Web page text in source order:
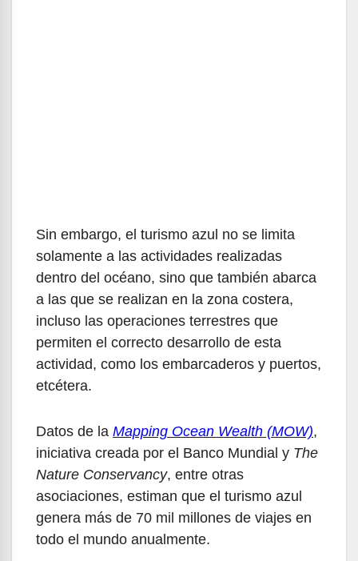
Sin embargo, el turismo azul no se limita
solamente a las actividades realizadas
dentro del océano, sino que también abarca
a las que se realizan en la zona costera,
incluso las operaciones terrestres que
permiten el correcto desarrollo de esta
actividad, como los embarcaderos y puertos,
etcétera.
Datos de la Mapping Ocean Wealth (MOW),
iniciativa creada por el Banco Mundial y The
Nature Conservancy, entre otras
asociaciones, estiman que el turismo azul
genera más de 70 mil millones de viajes en
todo el mundo anualmente.